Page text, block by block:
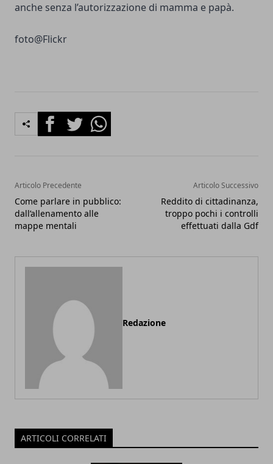
anche senza l’autorizzazione di mamma e papà.
foto@Flickr
FacebookTwitterWhatsapp
Articolo Precedente
Come parlare in pubblico:
dall’allenamento alle
mappe mentali
Articolo Successivo
Reddito di cittadinanza,
troppo pochi i controlli
effettuati dalla Gdf
Redazione
ARTICOLI CORRELATI